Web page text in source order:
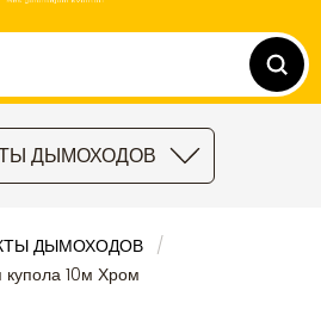
ДЫМОХОДОВ
ДЫМОХОДОВ
10м Хром